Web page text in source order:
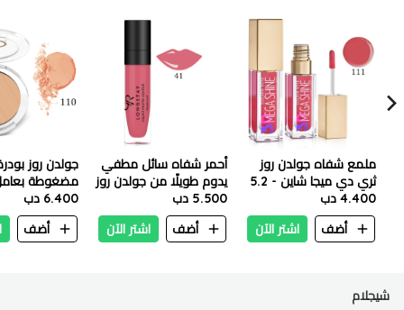
ملمع شفاه جولدن روز
ثري دي ميجا شاين - 5.2
مل - رقم 111
4.400 دب
أضف
اشتر الآن
أحمر شفاه سائل مطفي
يدوم طويلًا من جولدن روز
-5.5 مل- رقم 41
5.500 دب
أضف
اشتر الآن
جولدن روز
مضغوطة
جم - 110 سوفت كراميل
6.400 دب
أضف
شيجلام